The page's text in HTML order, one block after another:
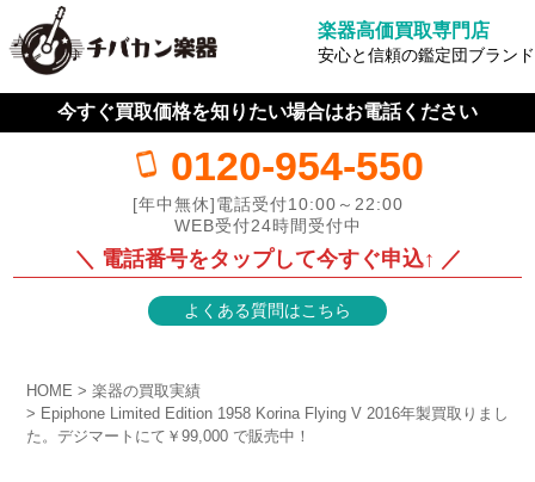
楽器高価買取専門店
安心と信頼の鑑定団ブランド
今すぐ買取価格を知りたい場合はお電話ください
0120-954-550
[年中無休]電話受付10:00～22:00
WEB受付24時間受付中
＼ 電話番号をタップして今すぐ申込↑ ／
よくある質問はこちら
HOME
楽器の買取実績
Epiphone Limited Edition 1958 Korina Flying V 2016年製買取りまし
た。デジマートにて￥99,000 で販売中！